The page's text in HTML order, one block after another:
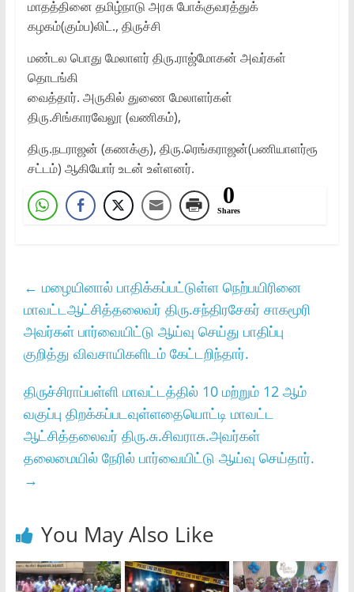
மாதத்தினை தமிழ்நாடு அரசு போக்குவரத்துக்‌
கழகம்‌(கும்ப‌)லிட்‌., திருச்சி
மண்டல பொது மேலாளர்‌ திரு.ராஜ்மோகன்‌ அவர்கள்‌
தொடங்கி
வைத்தார்‌. அருகில்‌ துணை மேலாளர்கள்‌
திரு.சிங்காரவேலூ (வணிகம்‌),
திரு.நடராஜன்‌ (கணக்கு), திரு.ரெங்கராஜன்‌(பணியாளர்ரூ
சட்டம்‌) ஆகியோர்‌ உடன்‌ உள்ளனர்‌.
0
Shares
← மழையினால்‌ பாதிக்கப்பட்டுள்ள நெற்பயிரினை
மாவட்டஆட்சித்தலைவர்‌ திரு.சந்திரசேகர்‌ சாகமூரி
அவர்கள்‌ பார்வையிட்டு ஆய்வு செய்து பாதிப்பு
குறித்து விவசாயிகளிடம்‌ கேட்டறிந்தார்‌.
திருச்சிராப்பள்ளி மாவட்டத்தில்‌ 10 மற்றும்‌ 12 ஆம்‌
வகுப்பு திறக்கப்படவுள்ளதையொட்டி மாவட்ட
ஆட்சித்தலைவர்‌ திரு.சு.சிவராசு.அவர்கள்‌
தலைமையில்‌ நேரில்‌ பார்வையிட்டு ஆய்வு செய்தார்‌.
→
You May Also Like